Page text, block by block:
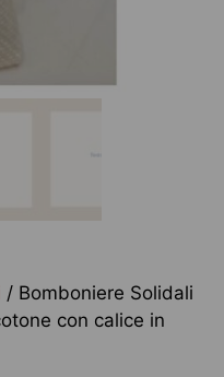
/ Bomboniere Solidali
con calice in